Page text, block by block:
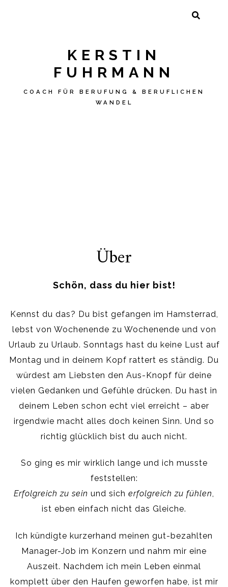
SUCHEN
KERSTIN
FUHRMANN
COACH FÜR BERUFUNG & BERUFLICHEN
WANDEL
Über
Schön, dass du hier bist!
Kennst du das? Du bist gefangen im Hamsterrad,
lebst von Wochenende zu Wochenende und von
Urlaub zu Urlaub. Sonntags hast du keine Lust auf
Montag und in deinem Kopf rattert es ständig. Du
würdest am Liebsten den Aus-Knopf für deine
vielen Gedanken und Gefühle drücken. Du hast in
deinem Leben schon echt viel erreicht – aber
irgendwie macht alles doch keinen Sinn. Und so
richtig glücklich bist du auch nicht.
So ging es mir wirklich lange und ich musste
feststellen:
Erfolgreich zu sein und sich erfolgreich zu fühlen,
ist eben einfach nicht das Gleiche.
Ich kündigte kurzerhand meinen gut-bezahlten
Manager-Job im Konzern und nahm mir eine
Auszeit. Nachdem ich mein Leben einmal
komplett über den Haufen geworfen habe, ist mir